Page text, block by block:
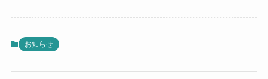
お知らせ